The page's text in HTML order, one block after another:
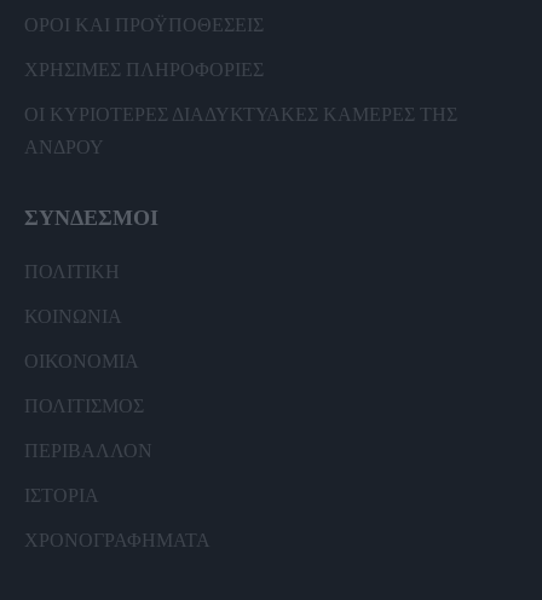
ΟΡΟΙ ΚΑΙ ΠΡΟΫΠΟΘΕΣΕΙΣ
ΧΡΗΣΙΜΕΣ ΠΛΗΡΟΦΟΡΙΕΣ
ΟΙ ΚΥΡΙΟΤΕΡΕΣ ΔΙΑΔΥΚΤΥΑΚΕΣ ΚΑΜΕΡΕΣ ΤΗΣ
ΑΝΔΡΟΥ
ΣΥΝΔΕΣΜΟΙ
ΠΟΛΙΤΙΚΗ
ΚΟΙΝΩΝΙΑ
ΟΙΚΟΝΟΜΙΑ
ΠΟΛΙΤΙΣΜΟΣ
ΠΕΡΙΒΑΛΛΟΝ
ΙΣΤΟΡΙΑ
ΧΡΟΝΟΓΡΑΦΗΜΑΤΑ